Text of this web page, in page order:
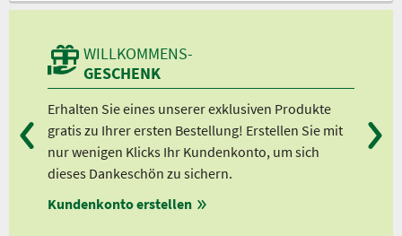
WILLKOMMENS-
GESCHENK
Erhalten Sie eines unserer exklusiven Produkte
gratis zu Ihrer ersten Bestellung! Erstellen Sie mit
nur wenigen Klicks Ihr Kundenkonto, um sich
dieses Dankeschön zu sichern.
Kundenkonto erstellen
Ab